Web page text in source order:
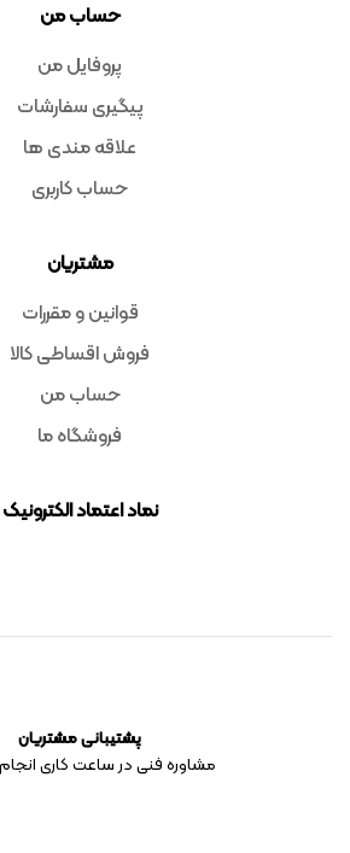
حساب من
پروفایل من
پیگیری سفارشات
علاقه مندی ها
حساب کاربری
مشتریان
قوانین و مقررات
فروش اقساطی کالا
حساب من
فروشگاه ما
نماد اعتماد الکترونیک
پشتیبانی مشتریان
مشاوره فنی در ساعت کاری